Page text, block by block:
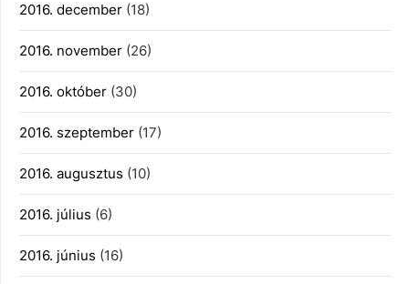
2016. december (18)
2016. november (26)
2016. október (30)
2016. szeptember (17)
2016. augusztus (10)
2016. július (6)
2016. június (16)